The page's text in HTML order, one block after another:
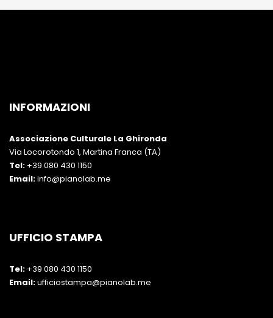
INFORMAZIONI
Associazione Culturale La Ghironda
Via Locorotondo 1, Martina Franca (TA)
Tel: +39 080 430 1150
Email:info@pianolab.me
UFFICIO STAMPA
Tel: +39 080 430 1150
Email:ufficiostampa@pianolab.me